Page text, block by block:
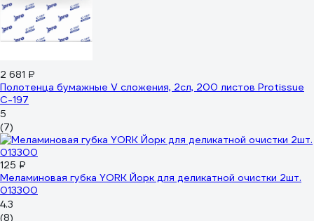
2 681 ₽
Полотенца бумажные V сложения, 2сл, 200 листов Protissue
С-197
5
(7)
125 ₽
Меламиновая губка YORK Йорк для деликатной очистки 2шт.
013300
4.3
(8)